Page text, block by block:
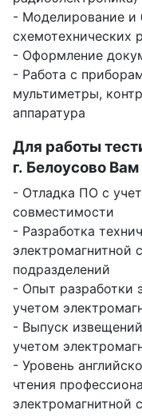
- Моделирование и
схемотехнических
- Оформление
- Работа с
мультиметры,
аппаратура
Для работы
г. Белоусово
- Отладка ПО с
совместимости
- Разработка
электромагнитной
подразделений
- Опыт разработки
учетом
- Выпуск
учетом
- Уровень
чтения
электромагнитной